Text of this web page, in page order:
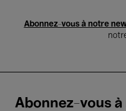
Abonnez-vous à notre
Abonnez-vous